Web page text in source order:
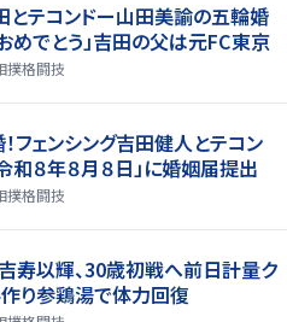
とテコンドー山田美諭の五輪婚
めでとう」吉田の父は元FC東京
撲格闘技
！フェンシング吉田健人とテコン
和８年８月８日」に婚姻届提出
撲格闘技
吉寿以輝、30歳初戦へ前日計量ク
り参鶏湯で体力回復